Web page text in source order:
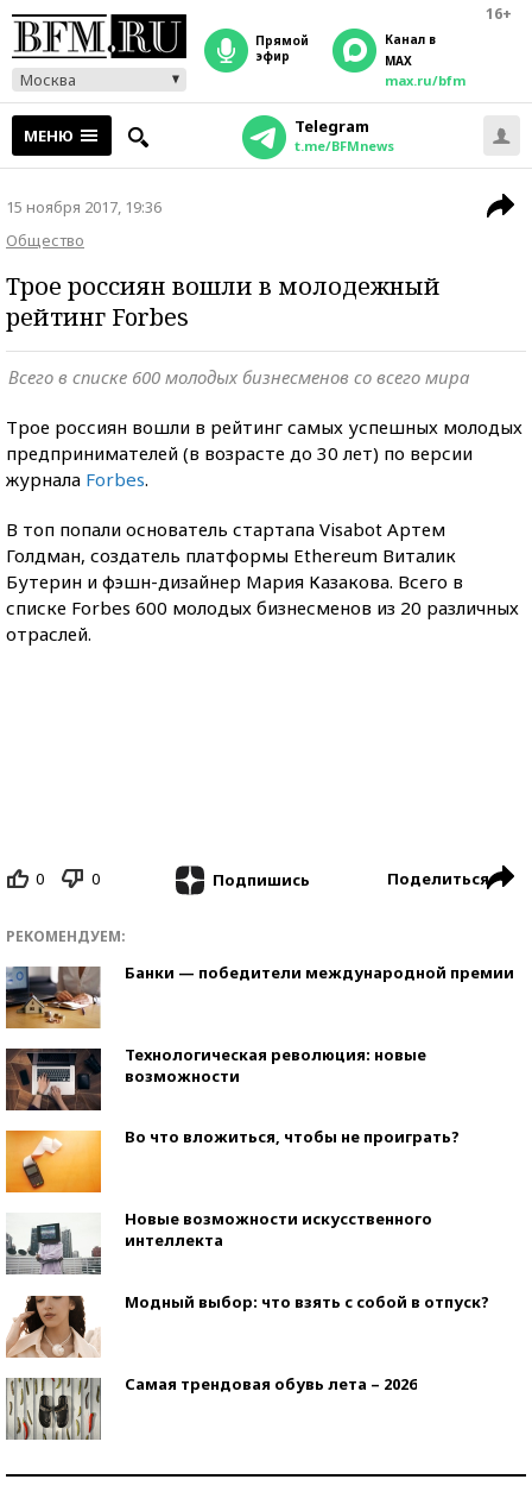
16+
Москва
прямой
эфир
Канал в
MAX
max.ru/bfm
МЕНЮ Telegram
t.me/BFMnews
15 ноября 2017, 19:36
Общество
Трое россиян вошли в молодежный
рейтинг Forbes
Всего в списке 600 молодых бизнесменов со всего мира
Трое россиян вошли в рейтинг самых успешных молодых
предпринимателей (в возрасте до 30 лет) по версии
журнала Forbes.
В топ попали основатель стартапа Visabot Артем
Голдман, создатель платформы Ethereum Виталик
Бутерин и фэшн-дизайнер Мария Казакова. Всего в
списке Forbes 600 молодых бизнесменов из 20 различных
отраслей.
0 0 Подпишись Поделиться
РЕКОМЕНДУЕМ:
Банки — победители международной премии
Технологическая революция: новые
возможности
Во что вложиться, чтобы не проиграть?
Новые возможности искусственного
интеллекта
Модный выбор: что взять с собой в отпуск?
Самая трендовая обувь лета – 2026